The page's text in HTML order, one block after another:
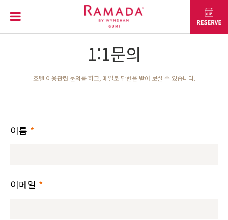
1:1문의
호텔 이용관련 문의를 하고, 메일로 답변을 받아 보실 수 있습니다.
이름 *
이메일 *